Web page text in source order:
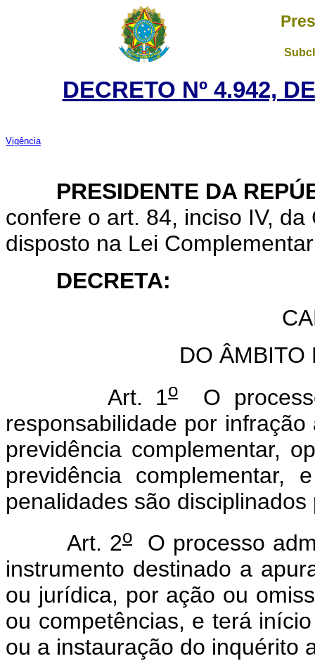
DECRETO Nº 4.942,
Vigência
PRESIDENTE DA
confere o art. 84, inciso IV,
disposto na Lei
DECRETA:
DO ÂMBITO
Art. 1oO
responsabilidade por
previdência complementar,
previdência complementar,
penalidades são
Art. 2o O processo
instrumento destinado a
ou jurídica, por ação ou
ou competências, e terá
ou a instauração do inquérito